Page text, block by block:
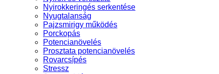
Nyirokkeringés serkentése
Nyugtalanság
Pajzsmirigy működés
Porckopás
Potencianövelés
Prosztata potencianövelés
Rovarcsípés
Stressz